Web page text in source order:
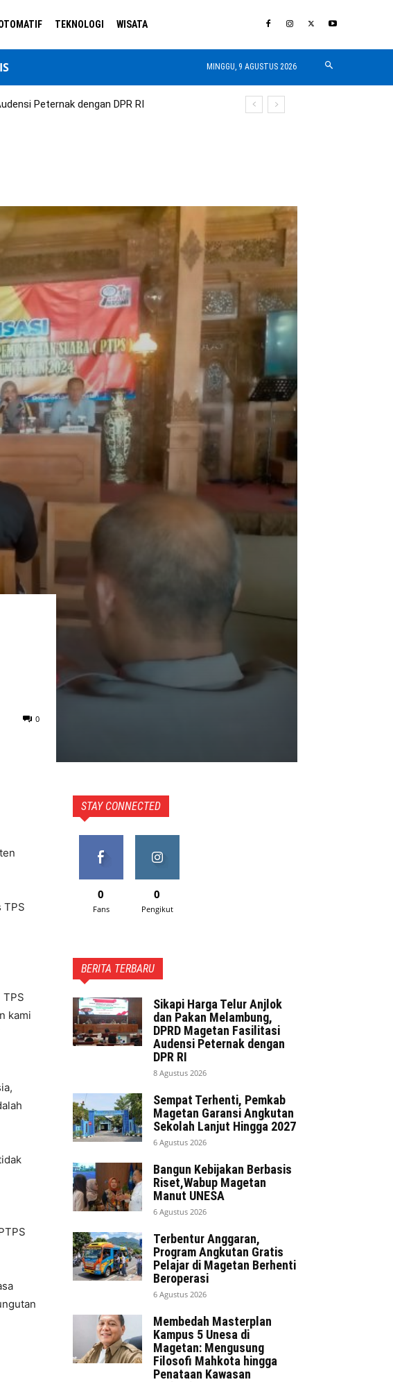
TEKNOLOGI WISATA
MINGGU, 9 AGUSTUS 2026
Peternak dengan DPR RI
0
TPS
TPS
kami
STAY CONNECTED
0
Fans
0
Pengikut
BERITA TERBARU
Sikapi Harga Telur Anjlok
dan Pakan Melambung,
DPRD Magetan Fasilitasi
Audensi Peternak dengan
DPR RI
8 Agustus 2026
Sempat Terhenti, Pemkab
Magetan Garansi Angkutan
Sekolah Lanjut Hingga 2027
6 Agustus 2026
Bangun Kebijakan Berbasis
Riset,Wabup Magetan
Manut UNESA
6 Agustus 2026
Terbentur Anggaran,
Program Angkutan Gratis
Pelajar di Magetan Berhenti
Beroperasi
6 Agustus 2026
Membedah Masterplan
Kampus 5 Unesa di
Magetan: Mengusung
Filosofi Mahkota hingga
Penataan Kawasan